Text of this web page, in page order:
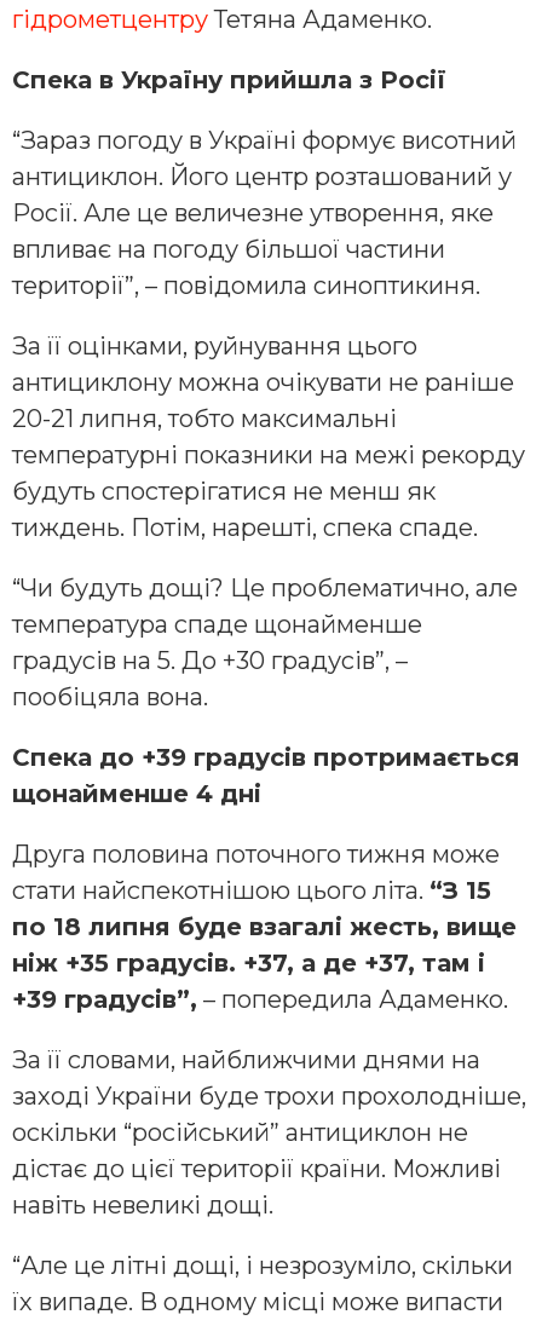
гідрометцентруТетяна Адаменко.
Спека в Україну прийшла з Росії
“Зараз погоду в Україні формує висотний
антициклон. Його центр розташований у
Росії. Але це величезне утворення, яке
впливає на погоду більшої частини
території”, – повідомила синоптикиня.
За її оцінками, руйнування цього
антициклону можна очікувати не раніше
20-21 липня, тобто максимальні
температурні показники на межі рекорду
будуть спостерігатися не менш як
тиждень. Потім, нарешті, спека спаде.
“Чи будуть дощі? Це проблематично, але
температура спаде щонайменше
градусів на 5. До +30 градусів”, –
пообіцяла вона.
Спека до +39 градусів протримається
щонайменше 4 дні
Друга половина поточного тижня може
стати найспекотнішою цього літа. “З 15
по 18 липня буде взагалі жесть, вище
ніж +35 градусів. +37, а де +37, там і
+39 градусів”, – попередила Адаменко.
За її словами, найближчими днями на
заході України буде трохи прохолодніше,
оскільки “російський” антициклон не
дістає до цієї території країни. Можливі
навіть невеликі дощі.
“Але це літні дощі, і незрозуміло, скільки
їх випаде. В одному місці може випасти